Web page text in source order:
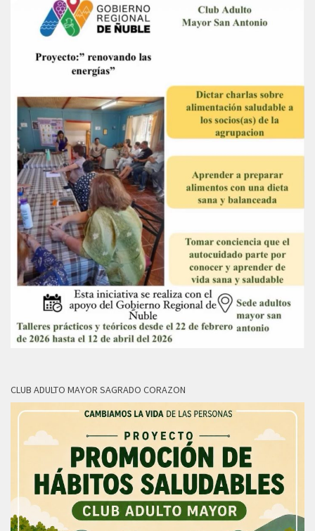
CLUB ADULTO MAYOR SAGRADO CORAZON